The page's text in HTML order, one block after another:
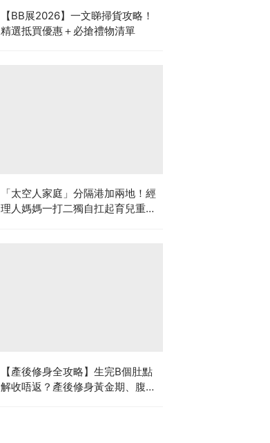
【BB展2026】一文睇掃貨攻略！
精選抵買優惠＋必搶禮物清單
「太空人家庭」分隔港加兩地！經
理人媽媽一打二獨自扛起育兒重
【產後修身全攻略】生完B個肚點
解收唔返？產後修身黃金期、腹直